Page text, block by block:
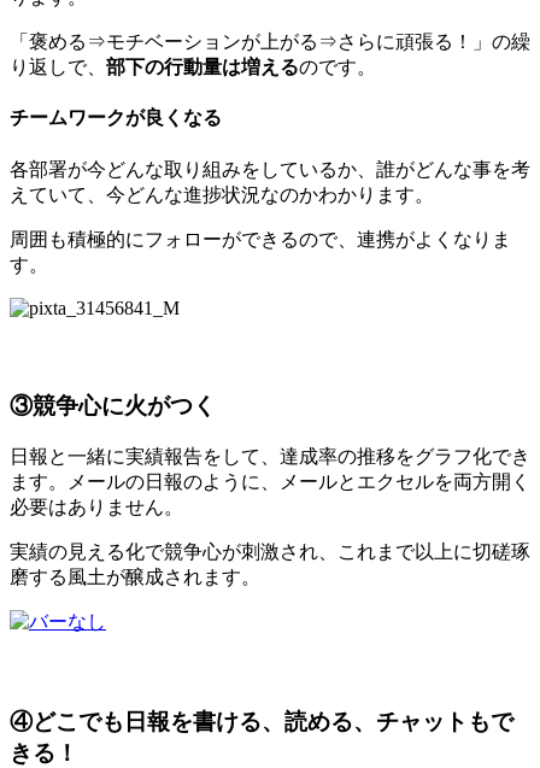
「褒める⇒モチベーションが上がる⇒さらに頑張る！」の繰
り返しで、 部下の行動量は増えるのです。
チームワークが良くなる
各部署が今どんな取り組みをしているか、誰がどんな事を考
えていて、今どんな進捗状況なのかわかります。
周囲も積極的にフォローができるので、連携がよくなりま
す。
③競争心に火がつく
日報と一緒に実績報告をして、達成率の推移をグラフ化でき
ます。メールの日報のように、メールとエクセルを両方開く
必要はありません。
実績の見える化で競争心が刺激され、これまで以上に切磋琢
磨する風土が醸成されます。
④どこでも日報を書ける、読める、チャットもで
きる！